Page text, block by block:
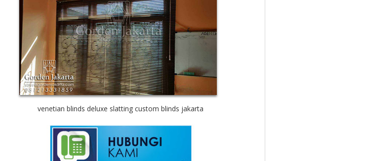
venetian blinds deluxe slatting custom blinds jakarta